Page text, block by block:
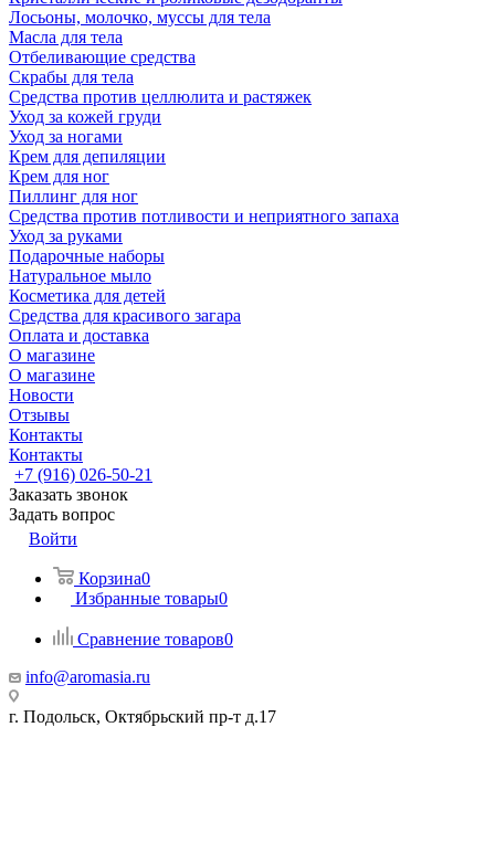
Лосьоны, молочко, муссы для тела
Масла для тела
Отбеливающие средства
Скрабы для тела
Средства против целлюлита и растяжек
Уход за кожей груди
Уход за ногами
Крем для депиляции
Крем для ног
Пиллинг для ног
Средства против потливости и неприятного запаха
Уход за руками
Подарочные наборы
Натуральное мыло
Косметика для детей
Средства для красивого загара
Оплата и доставка
О магазине
О магазине
Новости
Отзывы
Контакты
Контакты
+7 (916) 026-50-21
Заказать звонок
Задать вопрос
Войти
Корзина0
Избранные товары0
Сравнение товаров0
info@aromasia.ru
г. Подольск, Октябрьский пр-т д.17